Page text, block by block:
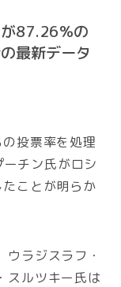
が87.26％の
最新データ
投票率を処理
チン氏がロシ
ことが明らか
ラジスラフ・
スルツキー氏は